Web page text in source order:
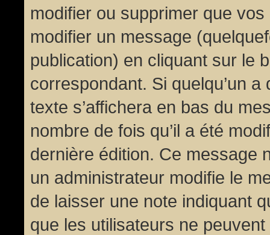
modifier ou supprimer que
modifier un message
publication) en cliquant sur le
correspondant. Si quelqu’un
texte s’affichera en bas du
nombre de fois qu’il a été
dernière édition. Ce message
un administrateur modifie le
de laisser une note indiquant
que les utilisateurs ne